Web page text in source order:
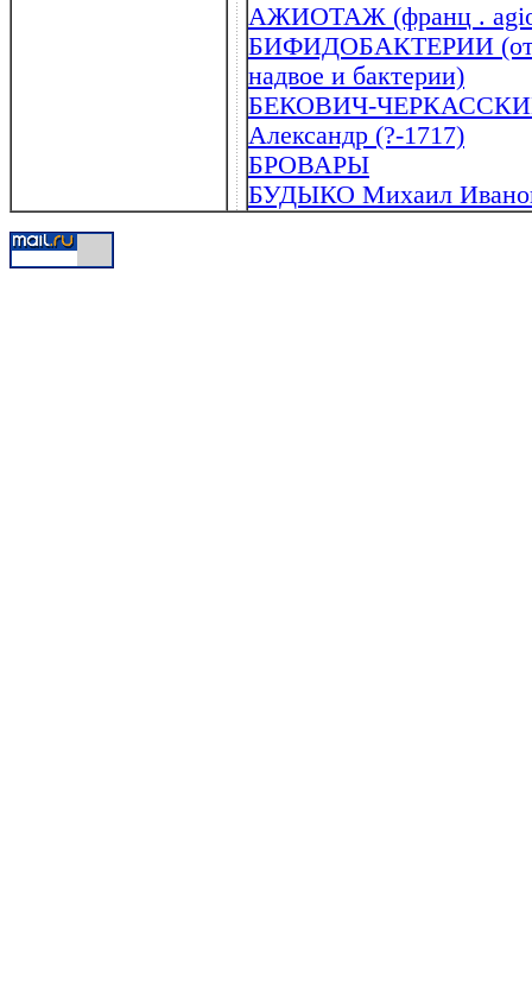
АЖИОТАЖ (франц .
БИФИДОБАКТЕРИИ (от
надвое и бактерии)
БЕКОВИЧ-ЧЕРКАССКИЙ
Александр (?-1717)
БРОВАРЫ
БУДЫКО Михаил